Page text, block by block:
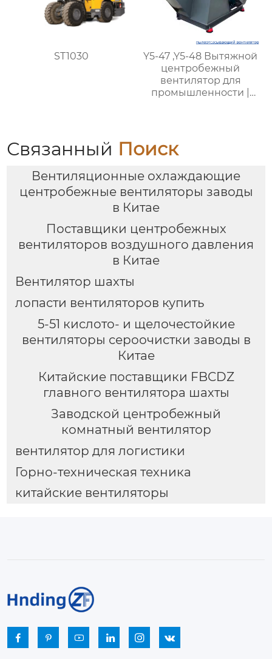
ST1030
Y5-47 ,Y5-48 Вытяжной
центробежный
вентилятор для
промышленности |
пыли и газа | Для всех
Связанный Поиск
Вентиляционные охлаждающие
центробежные вентиляторы заводы
в Китае
Поставщики центробежных
вентиляторов воздушного давления
в Китае
Вентилятор шахты
лопасти вентиляторов купить
5-51 кислото- и щелочестойкие
вентиляторы сероочистки заводы в
Китае
Китайские поставщики FBCDZ
главного вентилятора шахты
Заводской центробежный
комнатный вентилятор
вентилятор для логистики
Горно-техническая техника
китайские вентиляторы
     